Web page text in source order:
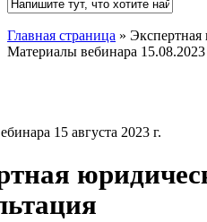
Search
Главная страница » Экспертная
Материалы вебинара 15.08.2023
15 августа 2023 г.